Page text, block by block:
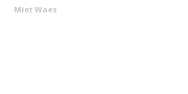
Miet Waes